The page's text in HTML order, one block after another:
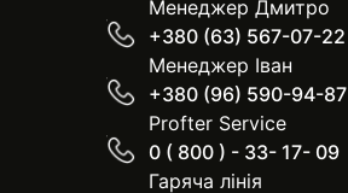
Менеджер Дмитро
+380 (63) 567-07-22
Менеджер Іван
+380 (96) 590-94-87
Profter Service
0 ( 800 ) - 33- 17- 09
Гаряча лінія